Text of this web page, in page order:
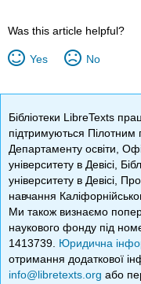
Was this article helpful?
Yes No
Бібліотеки LibreTexts
підтримуються Пілотним
Департаменту освіти,
університету в Девісі,
університету в Девісі,
навчання
Ми також визнаємо
наукового фонду під
1413739. Юридична
отримання додаткової
info@libretexts.org або